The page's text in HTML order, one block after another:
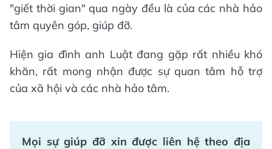
"giết thời gian" qua ngày đều là của các nhà hảo
tâm quyên góp, giúp đỡ.
Hiện gia đình anh Luật đang gặp rất nhiều khó
khăn, rất mong nhận được sự quan tâm hỗ trợ
của xã hội và các nhà hảo tâm.
Mọi sự giúp đỡ xin được liên hệ theo địa